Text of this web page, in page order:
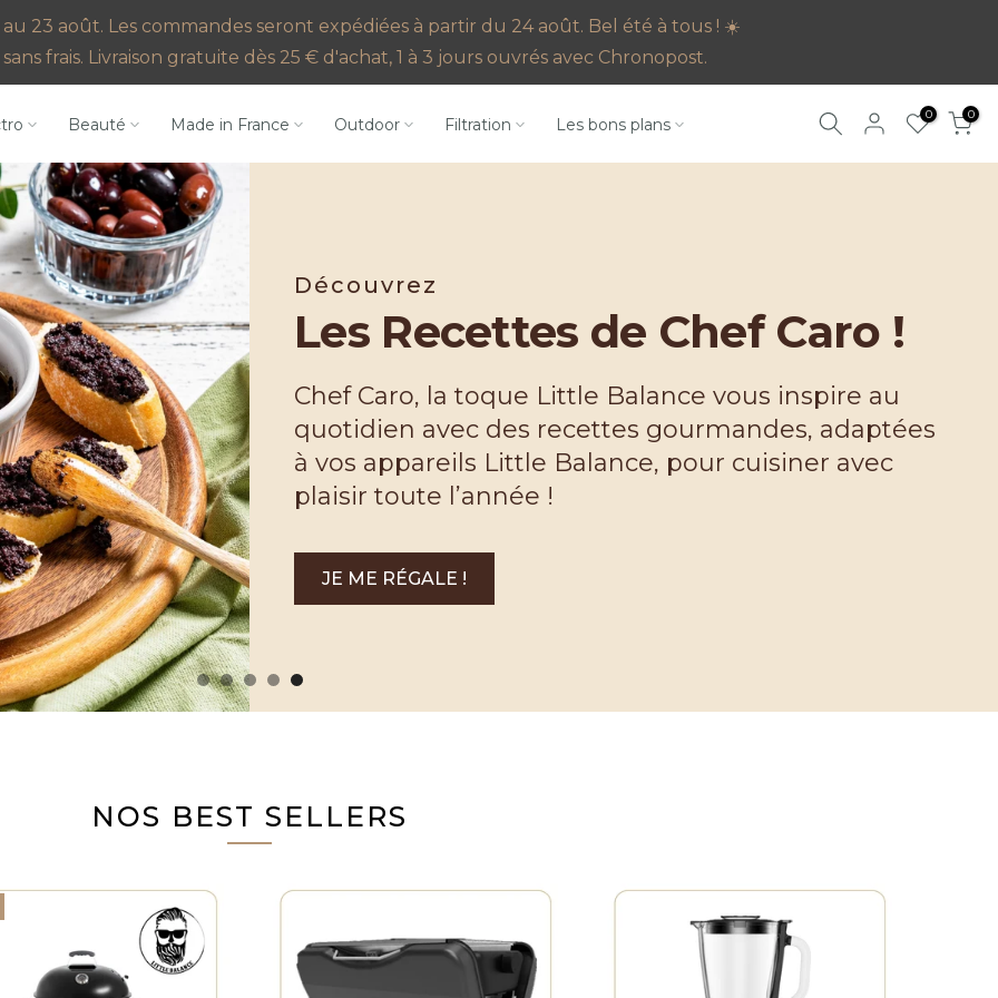
23 août. Les commandes seront expédiées à partir du 24 août. Bel été à tous ! ☀️
frais. Livraison gratuite dès 25 € d'achat, 1 à 3 jours ouvrés avec Chronopost.
Beauté Made in France Outdoor Filtration Les bons plans 0 0
Découvrez
Les Recettes de Chef Caro !
Chef Caro, la toque Little Balance vous inspire au
quotidien avec des recettes gourmandes, adaptées
à vos appareils Little Balance, pour cuisiner avec
plaisir toute l’année !
JE ME RÉGALE !
NOS BEST SELLERS